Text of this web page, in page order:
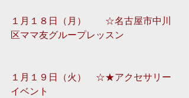
１月１８日（月）　　☆名古屋市中川
区ママ友グループレッスン
１月１９日（火）　☆★アクセサリー
イベント